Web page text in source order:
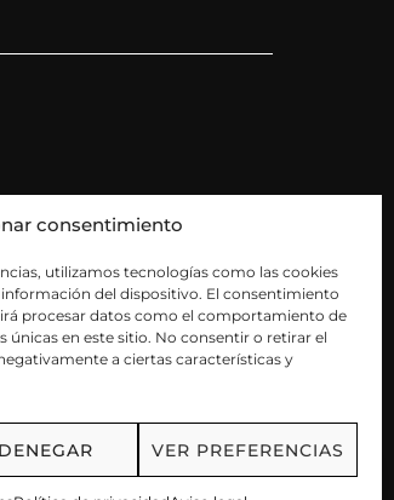
consentimiento
utilizamos tecnologías como las cookies
del dispositivo. El consentimiento
procesar datos como el comportamiento de
únicas en este sitio. No consentir o retirar el
a ciertas características y
DENEGAR VER PREFERENCIAS